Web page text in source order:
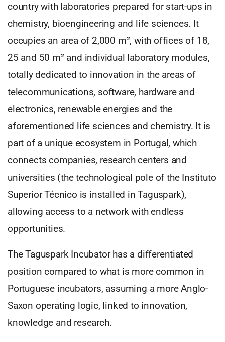
country with laboratories prepared for start-ups in
chemistry, bioengineering and life sciences. It
occupies an area of 2,000 m², with offices of 18,
25 and 50 m² and individual laboratory modules,
totally dedicated to innovation in the areas of
telecommunications, software, hardware and
electronics, renewable energies and the
aforementioned life sciences and chemistry. It is
part of a unique ecosystem in Portugal, which
connects companies, research centers and
universities (the technological pole of the Instituto
Superior Técnico is installed in Taguspark),
allowing access to a network with endless
opportunities.
The Taguspark Incubator has a differentiated
position compared to what is more common in
Portuguese incubators, assuming a more Anglo-
Saxon operating logic, linked to innovation,
knowledge and research.